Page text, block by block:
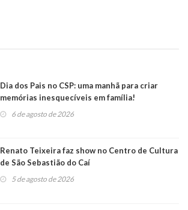
Dia dos Pais no CSP: uma manhã para criar
memórias inesquecíveis em família!
6 de agosto de 2026
Renato Teixeira faz show no Centro de Cultura
de São Sebastião do Caí
5 de agosto de 2026